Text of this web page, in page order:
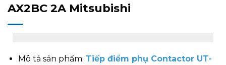
AX2BC 2A Mitsubishi
Mô tả sản phẩm: Tiếp điểm phụ Contactor UT-